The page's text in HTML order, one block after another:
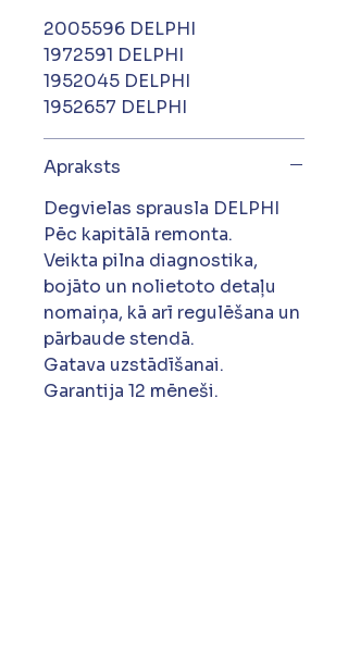
2005596 DELPHI
1972591 DELPHI
1952045 DELPHI
1952657 DELPHI
Apraksts
Degvielas sprausla DELPHI
Pēc kapitālā remonta.
Veikta pilna diagnostika,
bojāto un nolietoto detaļu
nomaiņa, kā arī regulēšana un
pārbaude stendā.
Gatava uzstādīšanai.
Garantija 12 mēneši.